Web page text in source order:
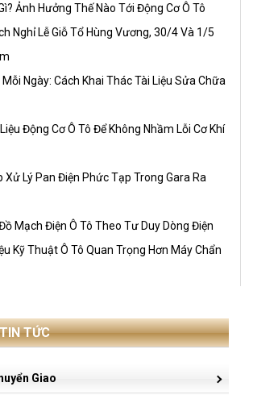
Ảnh Hưởng Thế Nào Tới Động Cơ Ô Tô
Nghỉ Lễ Giỗ Tổ Hùng Vương, 30/4 Và 1/5
Ngày: Cách Khai Thác Tài Liệu Sửa Chữa
Động Cơ Ô Tô Để Không Nhầm Lỗi Cơ Khí
Xử Lý Pan Điện Phức Tạp Trong Gara Ra
Mạch Điện Ô Tô Theo Tư Duy Dòng Điện
Kỹ Thuật Ô Tô Quan Trọng Hơn Máy Chẩn
TỨC
Giao